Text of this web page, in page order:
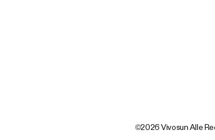
©2026 Vivosun Alle